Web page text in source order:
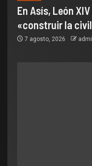
En Asís, León
«construir la
7 agosto, 2026